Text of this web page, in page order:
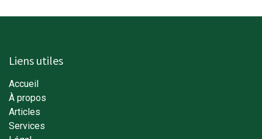
Liens utiles
Accueil
À propos
Articles
Services